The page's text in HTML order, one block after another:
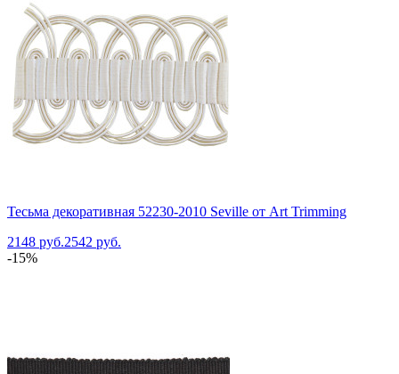
Тесьма декоративная 52230-2010 Seville от Art Trimming
2148 руб.2542 руб.
-15%